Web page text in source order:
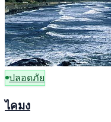
ปลอดภัย
ไคมง